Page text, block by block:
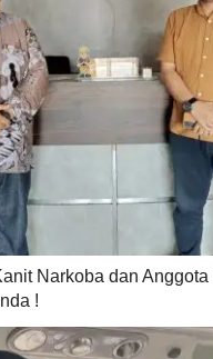
Narkoba dan Anggota
!